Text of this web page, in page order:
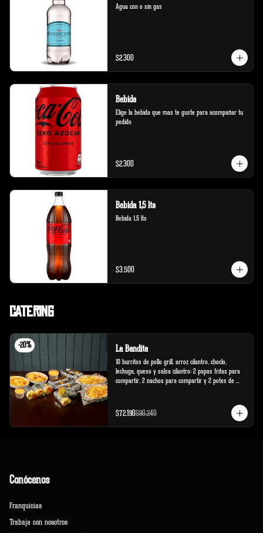
Agua con o sin gas
$2.300
Bebida
Elige la bebida que mas te guste para acompañar tu
pedido
$2.300
Bebida 1,5 lts
Bebida 1,5 lts
$3.500
Catering
-20% La Bandita
10 burritos de pollo grill, arroz cilantro, choclo,
lechuga, queso y salsa cilantro; 2 papas fritas para
compartir, 2 nachos para compartir y 2 potes de
$72.190$90.240
Conócenos
Franquicias
Trabaja con nosotros